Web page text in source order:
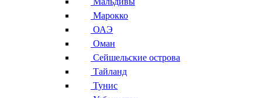
Марокко
ОАЭ
Оман
Сейшельские острова
Тайланд
Тунис